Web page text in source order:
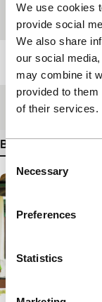
We use cookies
provide social
We also share
our social
may combine it
provided to
of their services.
Consent
Selection
Necessary
Preferences
Statistics
Festivaleditie
Lengte
Medium/Formaat
Bekijk meer details